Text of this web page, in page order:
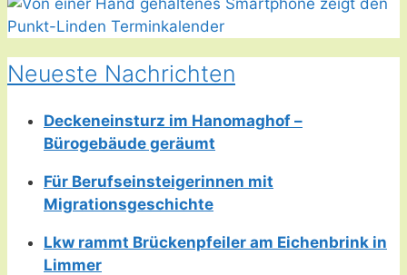
Neueste Nachrichten
Deckeneinsturz im Hanomaghof –
Bürogebäude geräumt
Für Berufseinsteigerinnen mit
Migrationsgeschichte
Lkw rammt Brückenpfeiler am Eichenbrink in
Limmer